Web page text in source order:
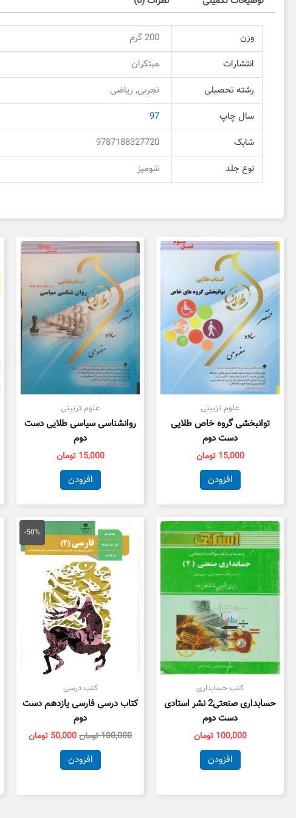
وزن
200 گرم
انتشارات
مبتکران
رشته تحصیلی
تجربی, ریاضی
سال چاپ
97
شابک
9787188327720
نوع جلد
شومیز
علوم تزبیتی
توانبخشی گروه خاص طلایی
دست دوم
15,000 تومان
افزودن
علوم تزبیتی
روانشناسی سیاسی طلایی دست
دوم
15,000 تومان
افزودن
کتب حسابداری
حسابداری صنعتی2 نشر استادی
دست دوم
100,000 تومان
افزودن
-50%
کتب درسی
کتاب درسی فارسی یازدهم دست
دوم
100,000تومان
قیمت
اصلی
100,000 تومان
بود.
50,000 تومان
قیمت
فعلی
است.
افزودن